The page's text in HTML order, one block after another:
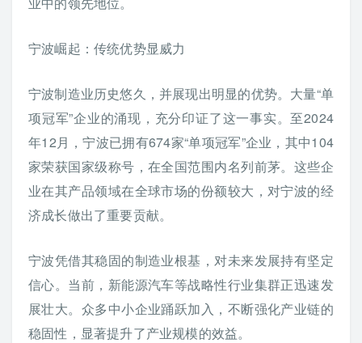
宁波崛起：传统优势显威力
宁波制造业历史悠久，并展现出明显的优势。大量“单
项冠军”企业的涌现，充分印证了这一事实。至2024
年12月，宁波已拥有674家“单项冠军”企业，其中104
家荣获国家级称号，在全国范围内名列前茅。这些企
业在其产品领域在全球市场的份额较大，对宁波的经
济成长做出了重要贡献。
宁波凭借其稳固的制造业根基，对未来发展持有坚定
信心。当前，新能源汽车等战略性行业集群正迅速发
展壮大。众多中小企业踊跃加入，不断强化产业链的
稳固性，显著提升了产业规模的效益。